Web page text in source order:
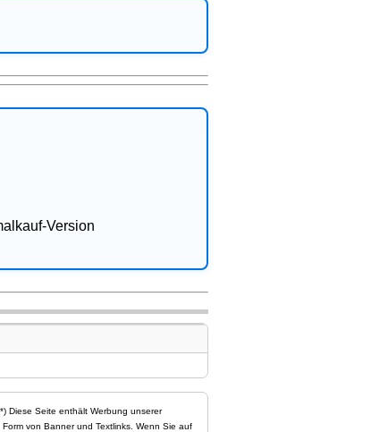
Version
Diese Seite enthält Werbung unserer
Form von Banner und Textlinks. Wenn Sie auf